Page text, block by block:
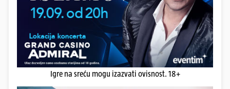
Igre na sreću mogu izazvati ovisnost. 18+